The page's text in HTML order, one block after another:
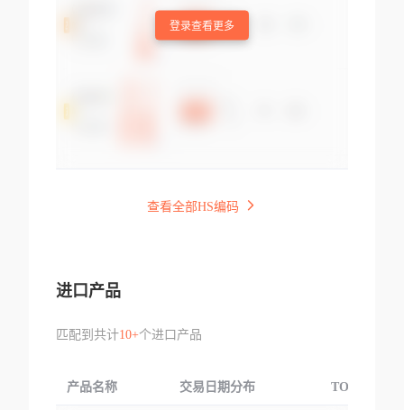
登录查看更多
查看全部HS编码
进口产品
匹配到共计10+个进口产品
产品名称 交易日期分布 TOP3交易国